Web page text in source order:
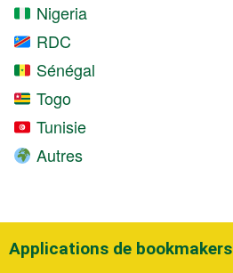
Nigeria
RDC
Sénégal
Togo
Tunisie
Autres
Applications de bookmakers